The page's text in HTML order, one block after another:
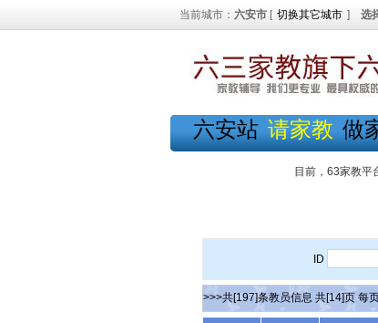
当前城市： 六安市 [ 切换其它城市 ] 选
六安站 请家教 做
目前，63家教平
ID
>>>共[197]条教员信息 共[14]页 每